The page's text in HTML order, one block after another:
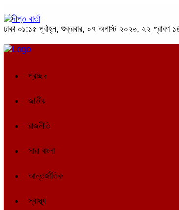
ঢাকা ০১:১৫ পূর্বাহ্ন, শুক্রবার, ০৭ অগাস্ট ২০২৬, ২২ শ্রাবণ
প্রচ্ছদ
জাতীয়
রাজনীতি
সারা বাংলা
আন্তর্জাতিক
স্বাস্থ্য